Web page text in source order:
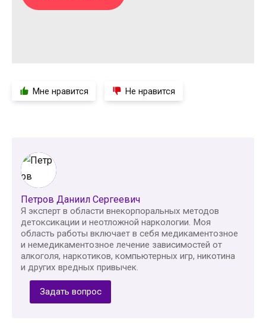
Мне нравится Не нравится
Петров Даниил Сергеевич
Я эксперт в области внекорпоральных методов
детоксикации и неотложной наркологии. Моя
область работы включает в себя медикаментозное
и немедикаментозное лечение зависимостей от
алкоголя, наркотиков, компьютерных игр, никотина
и других вредных привычек.
Задать вопрос